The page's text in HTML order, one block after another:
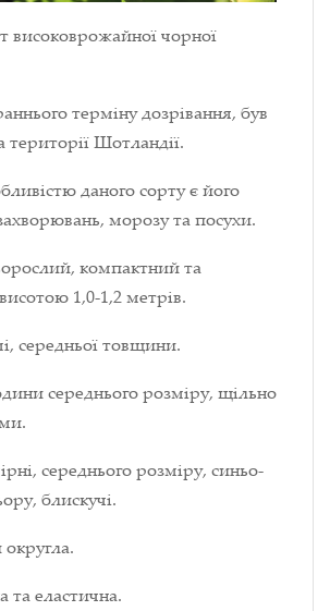
високоврожайної чорної
терміну дозрівання, був
території Шотландії.
даного сорту є його
морозу та посухи.
компактний та
1,0-1,2 метрів.
середньої товщини.
середнього розміру, щільно
середнього розміру, синьо-
блискучі.
та еластична.